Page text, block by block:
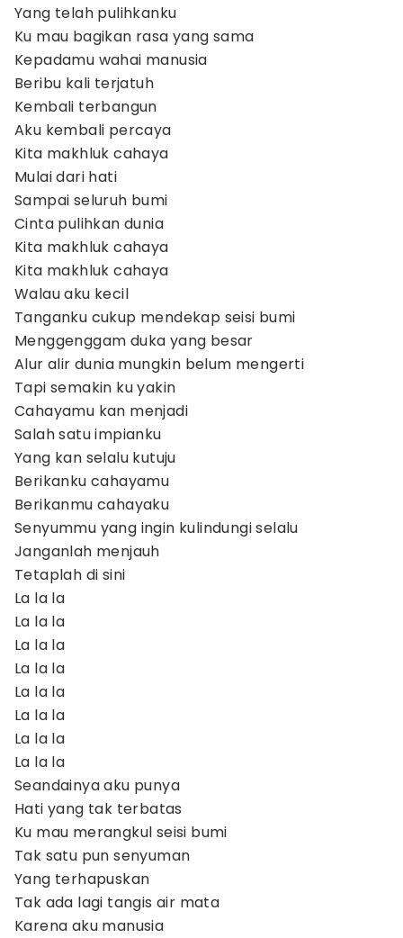
Yang telah pulihkanku
Ku mau bagikan rasa yang sama
Kepadamu wahai manusia
Beribu kali terjatuh
Kembali terbangun
Aku kembali percaya
Kita makhluk cahaya
Mulai dari hati
Sampai seluruh bumi
Cinta pulihkan dunia
Kita makhluk cahaya
Kita makhluk cahaya
Walau aku kecil
Tanganku cukup mendekap seisi bumi
Menggenggam duka yang besar
Alur alir dunia mungkin belum mengerti
Tapi semakin ku yakin
Cahayamu kan menjadi
Salah satu impianku
Yang kan selalu kutuju
Berikanku cahayamu
Berikanmu cahayaku
Senyummu yang ingin kulindungi selalu
Janganlah menjauh
Tetaplah di sini
La la la
La la la
La la la
La la la
La la la
La la la
La la la
La la la
Seandainya aku punya
Hati yang tak terbatas
Ku mau merangkul seisi bumi
Tak satu pun senyuman
Yang terhapuskan
Tak ada lagi tangis air mata
Karena aku manusia